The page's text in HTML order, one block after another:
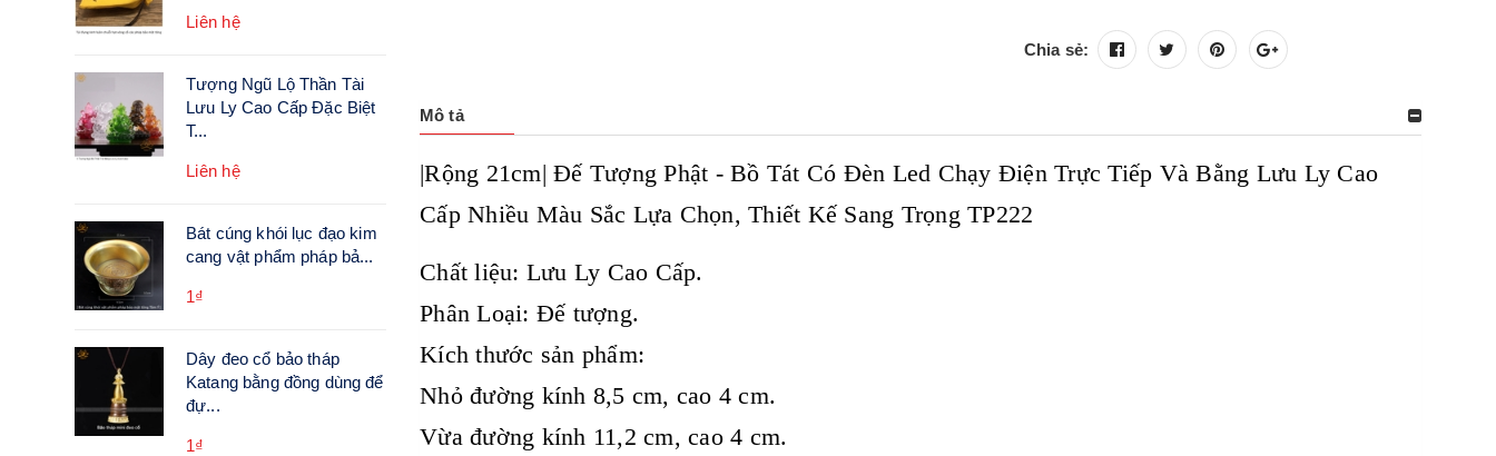
Liên hệ
Tượng Ngũ Lộ Thần Tài
Lưu Ly Cao Cấp Đặc Biệt
T...
Liên hệ
Bát cúng khói lục đạo kim
cang vật phẩm pháp bả...
1₫
Dây đeo cổ bảo tháp
Katang bằng đồng dùng để
đự...
1₫
Chia sẻ:
Mô tả
|Rộng 21cm| Đế Tượng Phật - Bồ Tát Có Đèn Led Chạy Điện Trực Tiếp Và Bằng Lưu Ly Cao
Cấp Nhiều Màu Sắc Lựa Chọn, Thiết Kế Sang Trọng TP222
Chất liệu: Lưu Ly Cao Cấp.
Phân Loại: Đế tượng.
Kích thước sản phẩm:
Nhỏ đường kính 8,5 cm, cao 4 cm.
Vừa đường kính 11,2 cm, cao 4 cm.